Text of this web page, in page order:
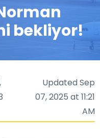
bekliyor!
Updated Sep
07, 2025 at 11:21
AM